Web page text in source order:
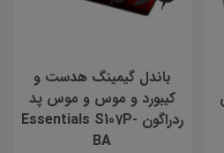
باندل گیمینگ هدست و
کیبورد و موس و موس پد
ردراگون Essentials S107P-
BA